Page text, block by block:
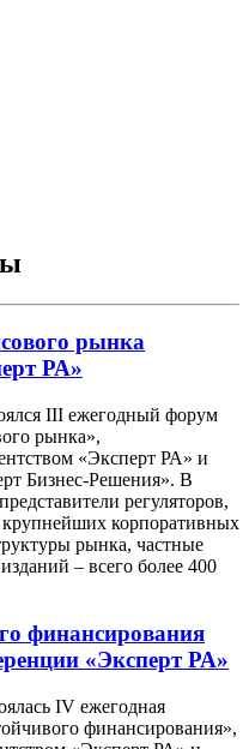
рынка
РА»
III ежегодный форум
рынка»,
«Эксперт РА» и
Бизнес-Решения». В
регуляторов,
корпоративных
рынка, частные
– всего более 400
финансирования
«Эксперт РА»
IV ежегодная
финансирования»,